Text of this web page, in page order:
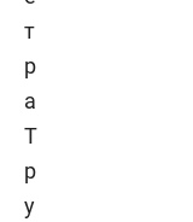
т
р
а
Т
р
у